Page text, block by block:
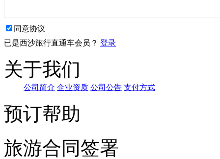
同意协议
已是西沙旅行直通车会员？ 登录
关于我们
公司简介 企业资质 公司 公告 支付方式
预订帮助
旅游合同签署